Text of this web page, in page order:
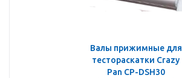
Валы прижимные для
тестораскатки Crazy
Pan CP-DSH30